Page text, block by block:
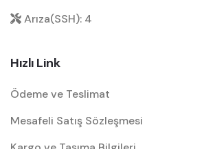
Arıza(SSH): 4
Hızlı Link
Ödeme ve Teslimat
Mesafeli Satış Sözleşmesi